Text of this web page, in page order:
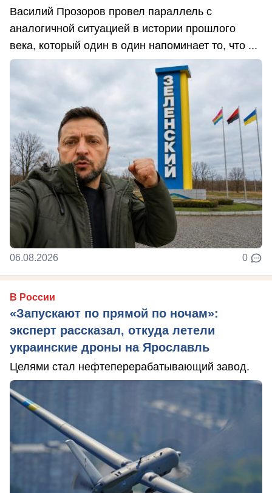
Василий Прозоров провел параллель с
аналогичной ситуацией в истории прошлого
века, который один в один напоминает то, что ...
06.08.2026 0
В России
«Запускают по прямой по ночам»:
эксперт рассказал, откуда летели
украинские дроны на Ярославль
Целями стал нефтеперерабатывающий завод.